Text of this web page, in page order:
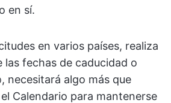
en sí.
en varios países, realiza
las fechas de caducidad o
necesitará algo más que
Calendario para mantenerse